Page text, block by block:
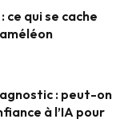
ce qui se cache
: peut-on
à l’IA pour